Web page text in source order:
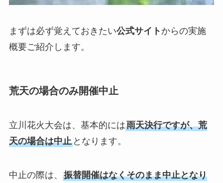
まずは必ず覚えておきたい公式サイト からの実施
概要ご紹介します。
荒天の場合のみ開催中止
立川花火大会は、基本的には雨天決行ですが、荒
天の場合は中止となります。
中止の際は、 振替開催はなくそのまま中止となり